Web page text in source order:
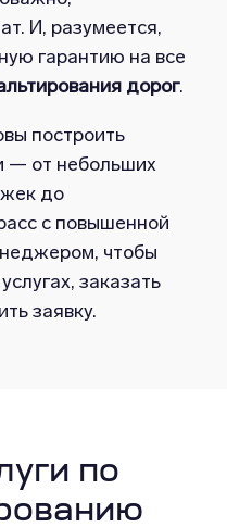
И, разумеется,
гарантию на все
дорог.
построить
— от небольших
до
с повышенной
чтобы
заказать
заявку.
по